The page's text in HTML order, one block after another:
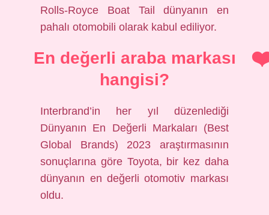
Rolls-Royce Boat Tail dünyanın en
pahalı otomobili olarak kabul ediliyor.
En değerli araba markası
hangisi?
Interbrand’in her yıl düzenlediği
Dünyanın En Değerli Markaları (Best
Global Brands) 2023 araştırmasının
sonuçlarına göre Toyota, bir kez daha
dünyanın en değerli otomotiv markası
oldu.